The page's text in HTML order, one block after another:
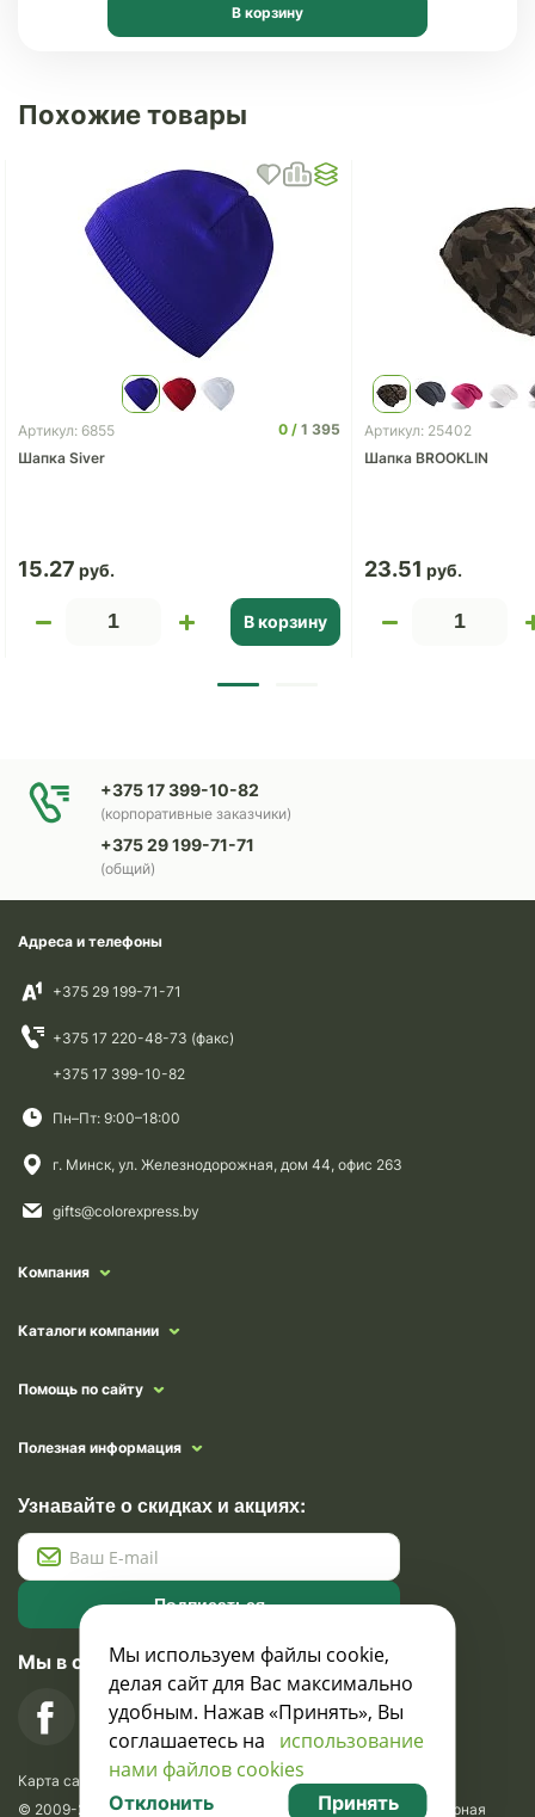
В корзину
Похожие товары
Артикул: 6855 0
1 395
Шапка Siver
15.27
В корзину
Артикул: 25402
Шапка BROOKLIN
23.51
+375 17 399-10-82
(корпоративные заказчики)
+375 29 199-71-71
(общий)
Адреса и телефоны
+375 29 199-71-71
+375 17 220-48-73 (факс)
+375 17 399-10-82
Пн–Пт: 9:00–18:00
г. Минск, ул. Железнодорожная, дом 44, офис 263
gifts@colorexpress.by
Компания
Каталоги компании
Помощь по сайту
Полезная информация
Узнавайте о скидках и акциях:
Подписаться
Мы в социальных сетях
Карта сайта
© 2009-2026 Krasavik.by. Сувениры оптом. Рекламно-сувенирная
Мы используем файлы cookie,
делая сайт для Вас максимально
удобным. Нажав «Принять», Вы
соглашаетесь на использование
нами файлов cookies
Отклонить Принять